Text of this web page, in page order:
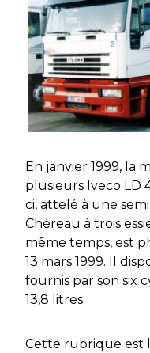
En janvier 1999, la
plusieurs Iveco LD
ci, attelé à une
Chéreau à trois
même temps, est
13 mars 1999. Il
fournis par son six
13,8 litres.
Cette rubrique est